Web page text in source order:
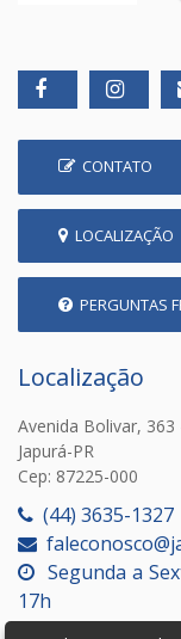
CONTATO
LOCALIZAÇÃO
PERGUNTAS
Localização
Avenida Bolivar, 363
Japurá-PR
Cep: 87225-000
(44) 3635-1327
Segunda a
17h